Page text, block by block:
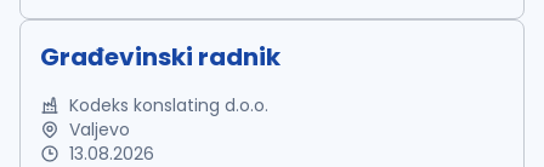
obradi dokumentacije...
Građevinski radnik
Kodeks konslating d.o.o.
Valjevo
13.08.2026